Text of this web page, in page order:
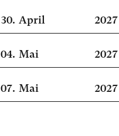
30. April 2027
04. Mai 2027
07. Mai 2027